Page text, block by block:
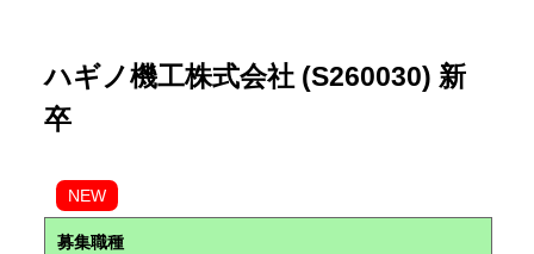
ハギノ機工株式会社 (S260030) 新
卒
NEW
募集職種